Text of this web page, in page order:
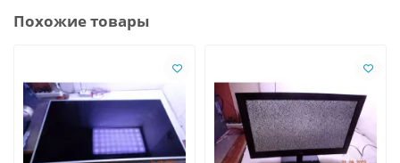
Похожие товары